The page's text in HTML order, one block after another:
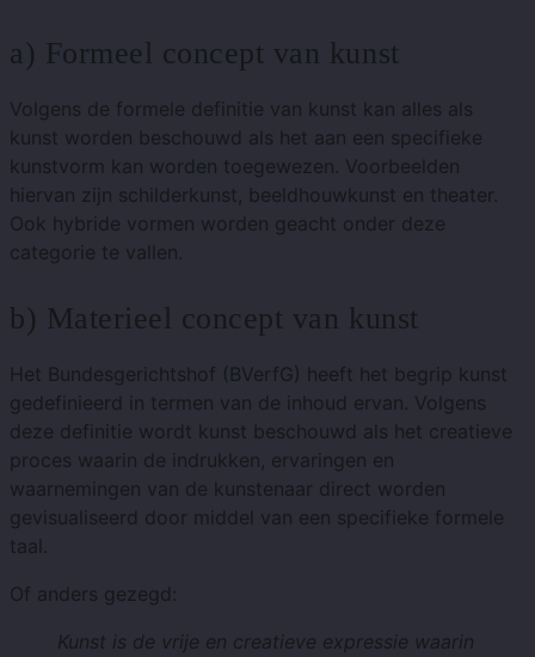
a) Formeel concept van kunst
Volgens de formele definitie van kunst kan alles als
kunst worden beschouwd als het aan een specifieke
kunstvorm kan worden toegewezen. Voorbeelden
hiervan zijn schilderkunst, beeldhouwkunst en theater.
Ook hybride vormen worden geacht onder deze
categorie te vallen.
b) Materieel concept van kunst
Het Bundesgerichtshof (BVerfG) heeft het begrip kunst
gedefinieerd in termen van de inhoud ervan. Volgens
deze definitie wordt kunst beschouwd als het creatieve
proces waarin de indrukken, ervaringen en
waarnemingen van de kunstenaar direct worden
gevisualiseerd door middel van een specifieke formele
taal.
Of anders gezegd:
Kunst is de vrije en creatieve expressie waarin